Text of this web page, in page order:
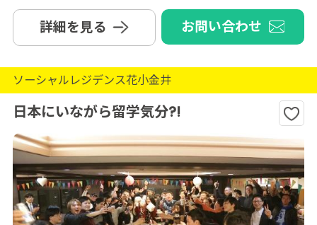
詳細を見る お問い合わせ
ソーシャルレジデンス花小金井
日本にいながら留学気分?!